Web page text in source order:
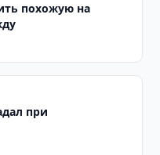
похожую на
при